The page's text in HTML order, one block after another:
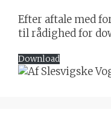
Efter aftale med
til rådighed for
Download